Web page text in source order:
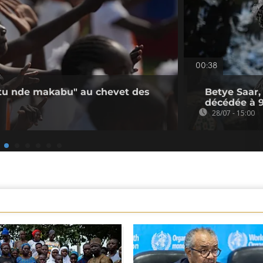
nde makabu" au chevet des
00:38
Betye
décédée à
28/07 - 15:00